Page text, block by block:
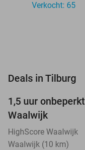
Verkocht: 65
Deals in Tilburg
TODAY
1,5 uur
Waalwijk
HighScore Waalwijk
Waalwijk (10 km)